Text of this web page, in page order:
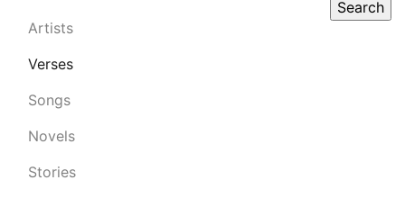
Artists
Verses
Songs
Novels
Stories